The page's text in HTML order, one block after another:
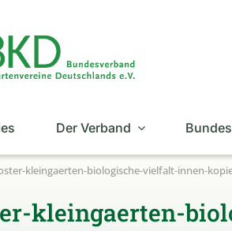
Der Verband
kleingaerten-biologische-vielfalt-innen-
kleingaerten-